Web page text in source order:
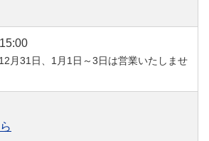
月31日、1月1日～3日は営業いたしませ